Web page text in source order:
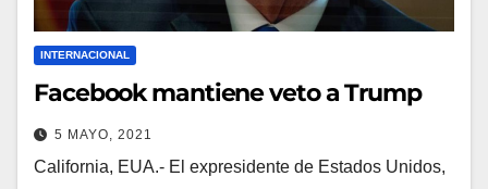
INTERNACIONAL
Facebook mantiene veto a Trump
5 MAYO, 2021
California, EUA.- El expresidente de Estados Unidos,